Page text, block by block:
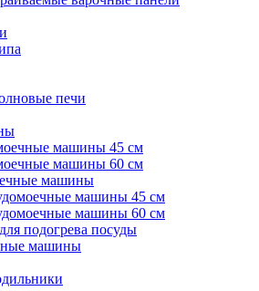
печи
машины 45 см
машины 60 см
машины
машины 45 см
машины 60 см
подогрева посуды
машины